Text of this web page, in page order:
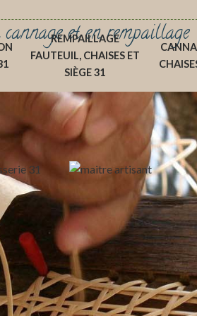
et en rempaillage
REMPAILLAGE
FAUTEUIL, CHAISES ET
SIÈGE 31